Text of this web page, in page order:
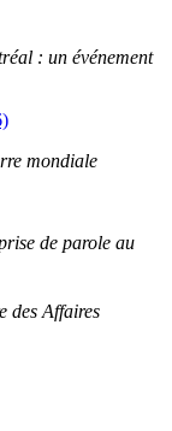
: un événement
mondiale
de parole au
des Affaires